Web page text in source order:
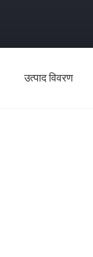
उत्पाद विवरण